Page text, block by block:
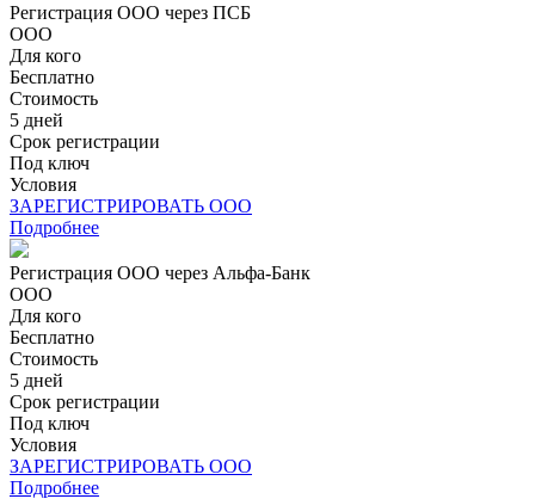
Регистрация ООО через ПСБ
ООО
Для кого
Бесплатно
Стоимость
5 дней
Срок регистрации
Под ключ
Условия
ЗАРЕГИСТРИРОВАТЬ ООО
Подробнее
Регистрация ООО через Альфа-Банк
ООО
Для кого
Бесплатно
Стоимость
5 дней
Срок регистрации
Под ключ
Условия
ЗАРЕГИСТРИРОВАТЬ ООО
Подробнее